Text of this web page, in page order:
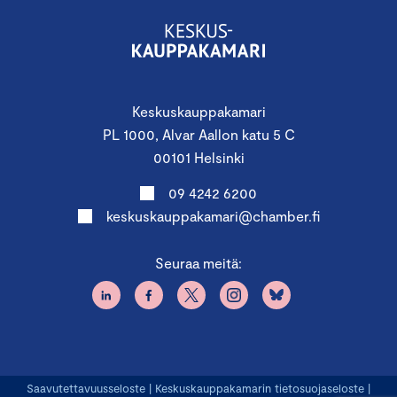
Keskuskauppakamari
PL 1000, Alvar Aallon katu 5 C
00101 Helsinki
09 4242 6200
keskuskauppakamari@chamber.fi
Seuraa meitä:
Saavutettavuusseloste | Keskuskauppakamarin tietosuojaseloste |